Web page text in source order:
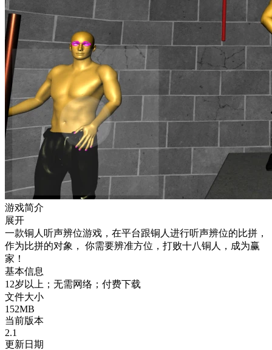
游戏简介
展开
一款铜人听声辨位游戏，在平台跟铜人进行听声辨位的比拼，
作为比拼的对象， 你需要辨准方位，打败十八铜人，成为赢
家！
基本信息
12岁以上；无需网络；付费下载
文件大小
152MB
当前版本
2.1
更新日期